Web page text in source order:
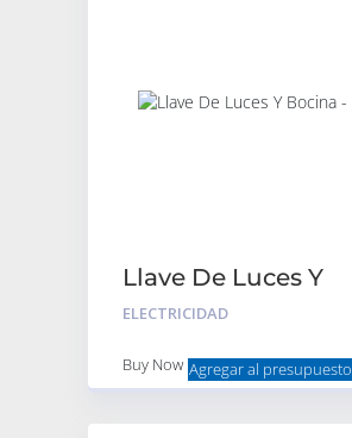
Llave De Luces Y
Bocina – Negra
ELECTRICIDAD
Buy Now Agregar al presupuesto